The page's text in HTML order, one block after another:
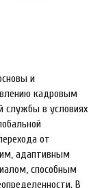
и
кадровым
службы в условиях
от
адаптивным
способным
В